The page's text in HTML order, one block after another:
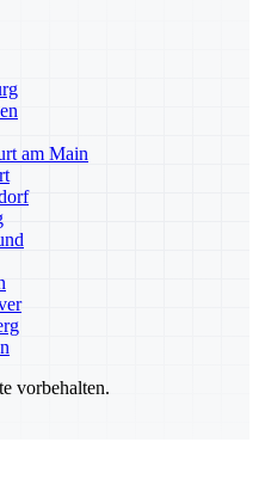
am Main
vorbehalten.